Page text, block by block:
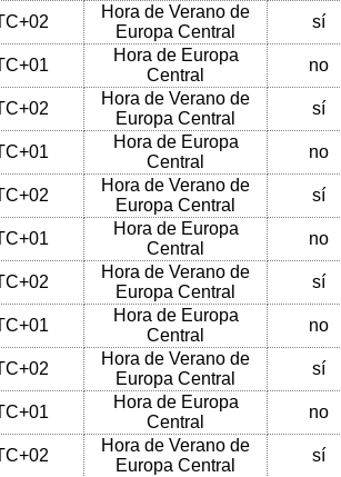
Hora de Verano de
Europa Central
sí
Hora de Europa
Central
no
Hora de Verano de
Europa Central
sí
Hora de Europa
Central
no
Hora de Verano de
Europa Central
sí
Hora de Europa
Central
no
Hora de Verano de
Europa Central
sí
Hora de Europa
Central
no
Hora de Verano de
Europa Central
sí
Hora de Europa
Central
no
Hora de Verano de
Europa Central
sí